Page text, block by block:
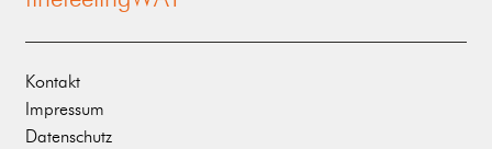
Kontakt
Impressum
Datenschutz